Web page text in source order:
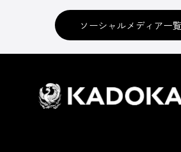
ソーシャルメディア一